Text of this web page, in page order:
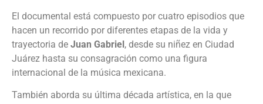
El documental está compuesto por cuatro episodios que
hacen un recorrido por diferentes etapas de la vida y
trayectoria de Juan Gabriel, desde su niñez en Ciudad
Juárez hasta su consagración como una figura
internacional de la música mexicana.
También aborda su última década artística, en la que